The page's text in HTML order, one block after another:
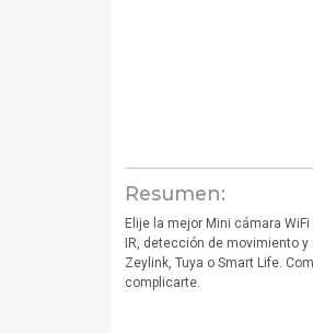
Resumen:
Elije la mejor Mini cámara
IR, detección de movimiento y
Zeylink, Tuya o Smart Life.
complicarte.